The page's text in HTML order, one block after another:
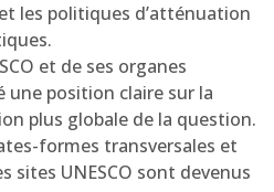
les politiques d’atténuation
et de ses organes
position claire sur la
plus globale de la question.
formes transversales et
sites UNESCO sont devenus